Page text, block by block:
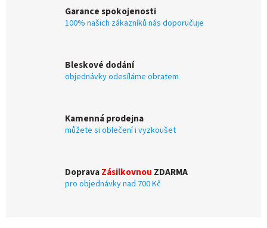
Garance spokojenosti
100% našich zákazníků nás doporučuje
Bleskové dodání
objednávky odesíláme obratem
Kamenná prodejna
můžete si oblečení i vyzkoušet
DopravaZásilkovnou ZDARMA
pro objednávky nad 700 Kč